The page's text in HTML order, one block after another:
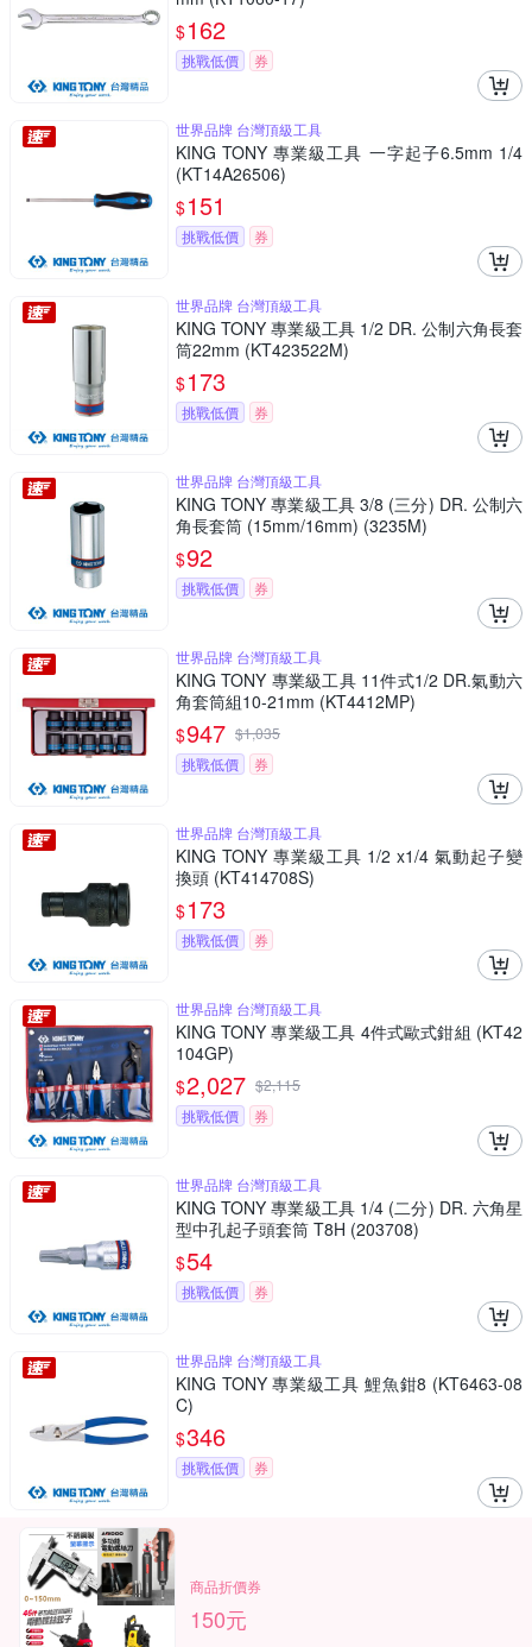
$162
挑戰低價 券
世界品牌 台灣頂級工具
KING TONY 專業級工具 一字起子6.5mm 1/4
(KT14A26506)
$151
挑戰低價 券
世界品牌 台灣頂級工具
KING TONY 專業級工具 1/2 DR. 公制六角長套
筒22mm (KT423522M)
$173
挑戰低價 券
世界品牌 台灣頂級工具
KING TONY 專業級工具 3/8 (三分) DR. 公制六
角長套筒 (15mm/16mm) (3235M)
$92
挑戰低價 券
世界品牌 台灣頂級工具
KING TONY 專業級工具 11件式1/2 DR.氣動六
角套筒組10-21mm (KT4412MP)
$947 $1,035
挑戰低價
券
世界品牌 台灣頂級工具
KING TONY 專業級工具 1/2 x1/4 氣動起子變
換頭 (KT414708S)
$173
挑戰低價 券
世界品牌 台灣頂級工具
KING TONY 專業級工具 4件式歐式鉗組 (KT42
104GP)
$2,027 $2,115
挑戰低價
券
世界品牌 台灣頂級工具
KING TONY 專業級工具 1/4 (二分) DR. 六角星
型中孔起子頭套筒 T8H (203708)
$54
挑戰低價 券
世界品牌 台灣頂級工具
KING TONY 專業級工具 鯉魚鉗8 (KT6463-08
C)
$346
挑戰低價 券
商品折價券
150元